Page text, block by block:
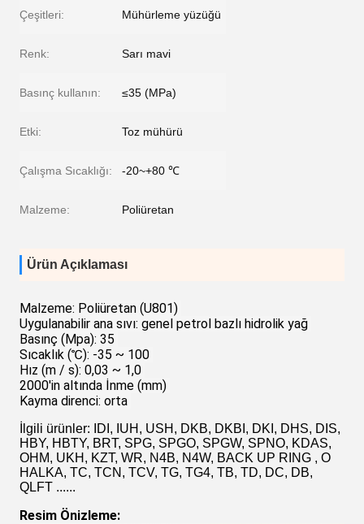
Çeşitleri: Mühürleme yüzüğü
Renk: Sarı mavi
Basınç kullanın: ≤35 (MPa)
Etki: Toz mühürü
Çalışma Sıcaklığı: -20~+80 ℃
Malzeme: Poliüretan
Ürün Açıklaması
Malzeme: Poliüretan (U801)
Uygulanabilir ana sıvı: genel petrol bazlı hidrolik yağ
Basınç (Mpa): 35
Sıcaklık (℃): -35 ~ 100
Hız (m / s): 0,03 ~ 1,0
2000'in altında İnme (mm)
Kayma direnci: orta
İlgili ürünler: IDI, IUH, USH, DKB, DKBI, DKI, DHS, DIS,
HBY, HBTY, BRT, SPG, SPGO, SPGW, SPNO, KDAS,
OHM, UKH, KZT, WR, N4B, N4W, BACK UP RING , O
HALKA, TC, TCN, TCV, TG, TG4, TB, TD, DC, DB,
QLFT ......
Resim Önizleme: